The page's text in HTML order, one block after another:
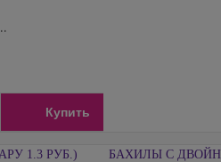
..
Купить
БАХИЛЫ С